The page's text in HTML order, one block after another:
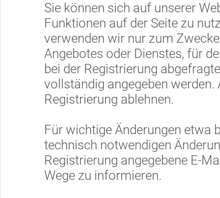
Sie können sich auf unserer
Funktionen auf der Seite zu
verwenden wir nur zum
Angebotes oder Dienstes, für
bei der Registrierung
vollständig angegeben
Registrierung ablehnen.
Für wichtige Änderungen etwa
technisch notwendigen
Registrierung angegebene E-
Wege zu informieren.